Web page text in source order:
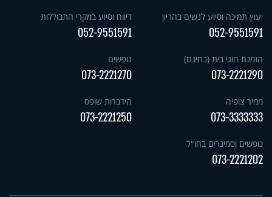
יעוץ תמיכה וסיוע לנשים בהריון
052-9551591
דיווח וסיוע במקרי התבוללות
052-9551591
הזמנת חוגי בית (בחינם)
073-2221290
נופשים
073-2221270
ממיר צופיה
073-3333333
הידברות שופס
073-2221250
נופשים וסמינרים בחו"ל
073-2221202